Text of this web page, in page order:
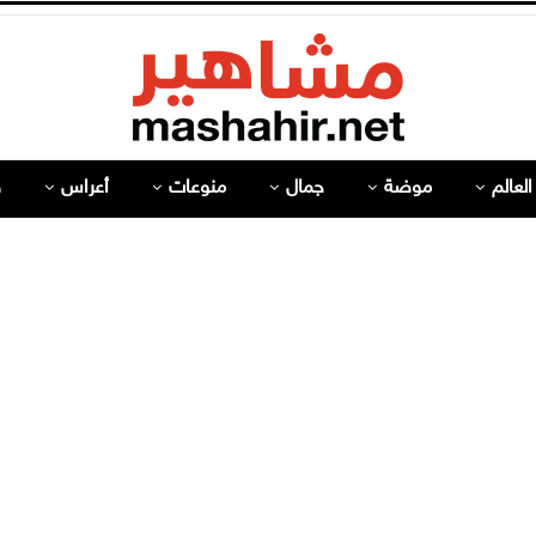
موضة جمال منوعات أعراس